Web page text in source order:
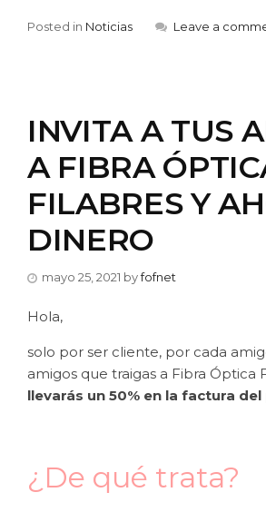
Posted in Noticias Leave a
INVITA A TUS
A FIBRA
FILABRES Y
DINERO
mayo 25, 2021 byfofnet
Hola,
solo por ser cliente, por cada
amigos que traigas a Fibra Óptica
llevarás un 50% en la factura
¿De qué trata?